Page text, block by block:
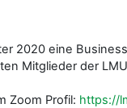
2020 eine
Mitglieder der
Zoom Profil: https://